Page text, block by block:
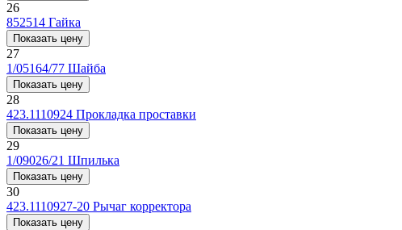
26
852514 Гайка
Показать цену
27
1/05164/77 Шайба
Показать цену
28
423.1110924 Прокладка проставки
Показать цену
29
1/09026/21 Шпилька
Показать цену
30
423.1110927-20 Рычаг корректора
Показать цену